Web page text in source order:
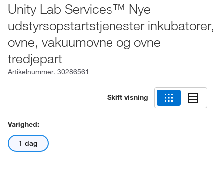
Unity Lab Services™ Nye
udstyrsopstartstjenester inkubatorer,
ovne, vakuumovne og ovne
tredjepart
Artikelnummer. 30286561
Skift visning
Varighed:
1 dag